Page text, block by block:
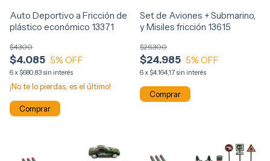
Auto Deportivo a Fricción de
plástico económico 13371
$4.085
$4.300
5% OFF
6x$680,83 sin interés
¡No te lo pierdas, es el último!
Comprar
Set de Aviones + Submarino,
y Misiles fricción 13615
$24.985
$26.300
5% OFF
6x$4.164,17 sin interés